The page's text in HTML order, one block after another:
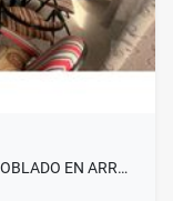
EN ARR…